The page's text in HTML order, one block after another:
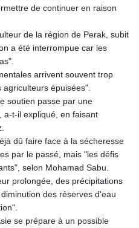
de continuer en raison
de la région de Perak, subit
a été interrompue car les
arrivent souvent trop
épuisées".
soutien passe par une
a-t-il expliqué, en faisant
dû faire face à la sécheresse
par le passé, mais "les défis
selon Mohamad Sabu.
prolongée, des précipitations
des réserves d'eau
se prépare à un possible